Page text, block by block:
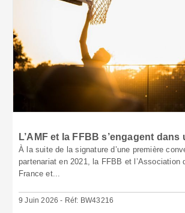
L’AMF et la FFBB s’engagent
À la suite de la signature d’une première
partenariat en 2021, la FFBB et l’Association
France et...
9 Juin 2026 - Réf: BW43216